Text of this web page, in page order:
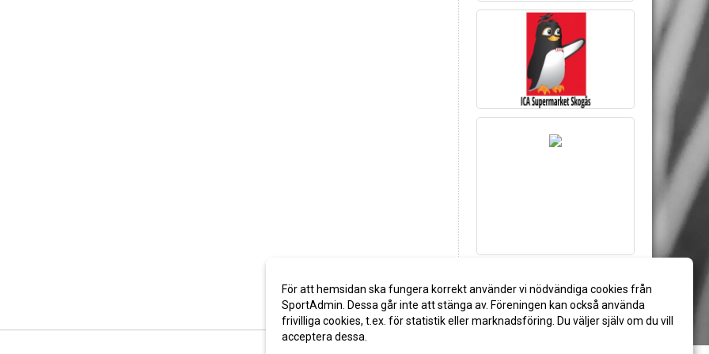
För att hemsidan ska fungera korrekt använder vi nödvändiga cookies från
SportAdmin. Dessa går inte att stänga av. Föreningen kan också använda
frivilliga cookies, t.ex. för statistik eller marknadsföring. Du väljer själv om du vill
acceptera dessa.